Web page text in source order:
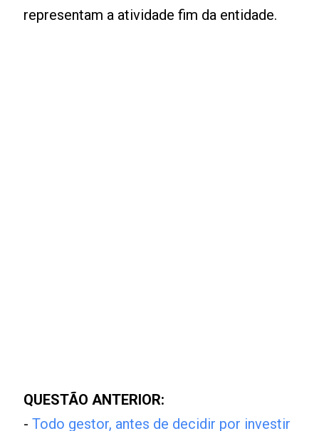
representam a atividade fim da entidade.
QUESTÃO ANTERIOR:
-Todo gestor, antes de decidir por investir